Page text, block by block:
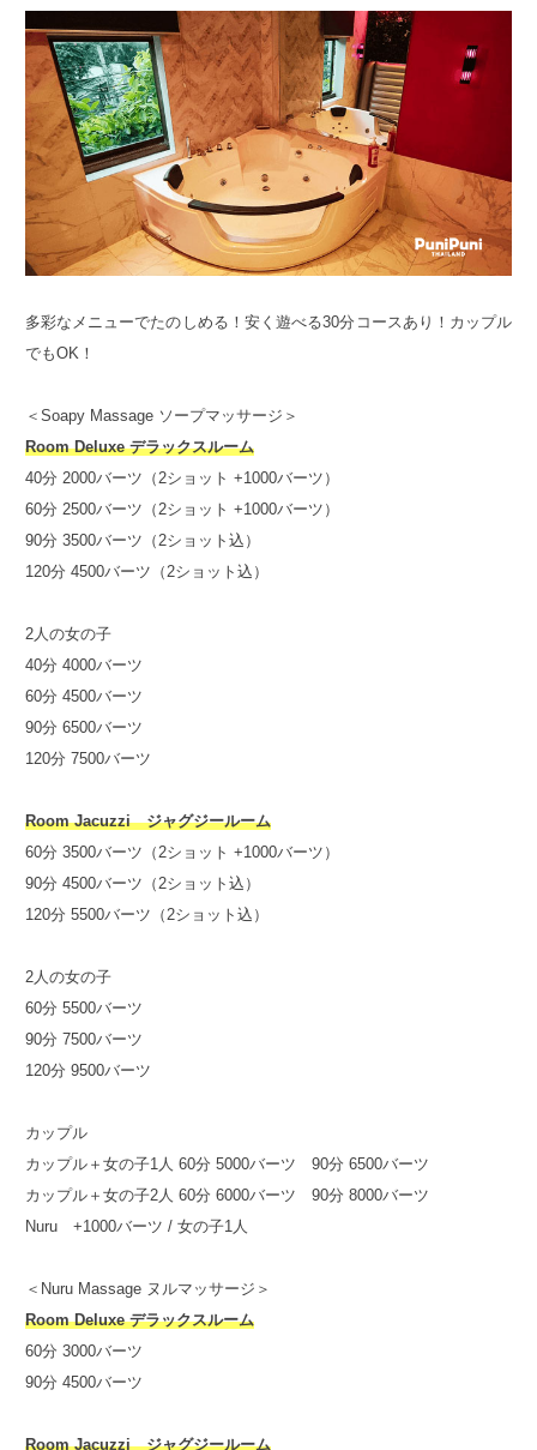
多彩なメニューでたのしめる！安く遊べる30分コースあり！カップル
でもOK！
＜Soapy Massage ソープマッサージ＞
Room Deluxe デラックスルーム
40分 2000バーツ（2ショット +1000バーツ）
60分 2500バーツ（2ショット +1000バーツ）
90分 3500バーツ（2ショット込）
120分 4500バーツ（2ショット込）
2人の女の子
40分 4000バーツ
60分 4500バーツ
90分 6500バーツ
120分 7500バーツ
Room Jacuzzi ジャグジールーム
60分 3500バーツ（2ショット +1000バーツ）
90分 4500バーツ（2ショット込）
120分 5500バーツ（2ショット込）
2人の女の子
60分 5500バーツ
90分 7500バーツ
120分 9500バーツ
カップル
カップル＋女の子1人 60分 5000バーツ 90分 6500バーツ
カップル＋女の子2人 60分 6000バーツ 90分 8000バーツ
Nuru +1000バーツ / 女の子1人
＜Nuru Massage ヌルマッサージ＞
Room Deluxe デラックスルーム
60分 3000バーツ
90分 4500バーツ
Room Jacuzzi ジャグジールーム